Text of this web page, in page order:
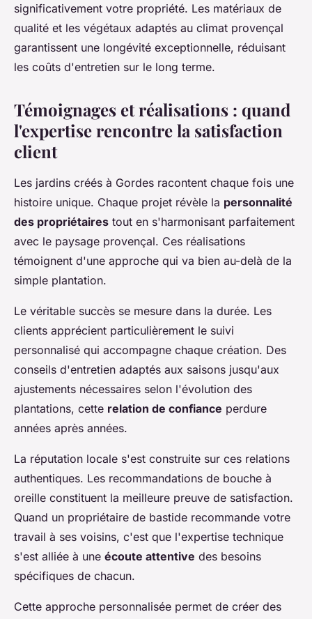
significativement votre propriété. Les matériaux de
qualité et les végétaux adaptés au climat provençal
garantissent une longévité exceptionnelle, réduisant
les coûts d'entretien sur le long terme.
Témoignages et réalisations : quand
l'expertise rencontre la satisfaction
client
Les jardins créés à Gordes racontent chaque fois une
histoire unique. Chaque projet révèle la personnalité
des propriétaires tout en s'harmonisant parfaitement
avec le paysage provençal. Ces réalisations
témoignent d'une approche qui va bien au-delà de la
simple plantation.
Le véritable succès se mesure dans la durée. Les
clients apprécient particulièrement le suivi
personnalisé qui accompagne chaque création. Des
conseils d'entretien adaptés aux saisons jusqu'aux
ajustements nécessaires selon l'évolution des
plantations, cette relation de confiance perdure
années après années.
La réputation locale s'est construite sur ces relations
authentiques. Les recommandations de bouche à
oreille constituent la meilleure preuve de satisfaction.
Quand un propriétaire de bastide recommande votre
travail à ses voisins, c'est que l'expertise technique
s'est alliée à une écoute attentive des besoins
spécifiques de chacun.
Cette approche personnalisée permet de créer des